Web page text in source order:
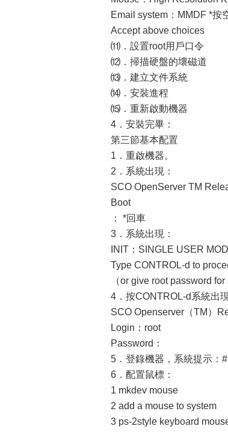
Email system：MMDF *按
Accept above choices
⑾．設置root用戶口令
⑿．掃描硬盤的壞磁道
⒀．建立文件系統
⒁．安裝進程
⒂．重新啟動機器
4．安裝完畢：
第三節基本配置
1．重啟機器。
2．系統出現：
SCO OpenServer TM
Boot
： *回車
3．系統出現：
INIT：SINGLE USER
Type CONTROL-d to
（or give root password
4．按CONTROL-d系統出現
SCO Openserver（TM）
Login：root
Password：
5．登錄機器，系統提示：#
6．配置鼠標：
1 mkdev mouse
2 add a mouse to system
3 ps-2style keyboard